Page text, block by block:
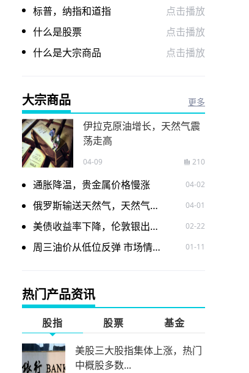
标普，纳指和道指
点击播放
什么是股票
点击播放
什么是大宗商品
点击播放
大宗商品 更多
伊拉克原油增长，天然气震
荡走高
04-09 210
通胀降温，贵金属价格慢涨 04-02
俄罗斯输送天然气，天然气价格震荡走低 04-01
美债收益率下降，伦敦银出现下跌 02-22
周三油价从低位反弹 市场情绪有所改善 01-11
热门产品资讯
股指 股票 基金
美股三大股指集体上涨，热门
中概股多数...